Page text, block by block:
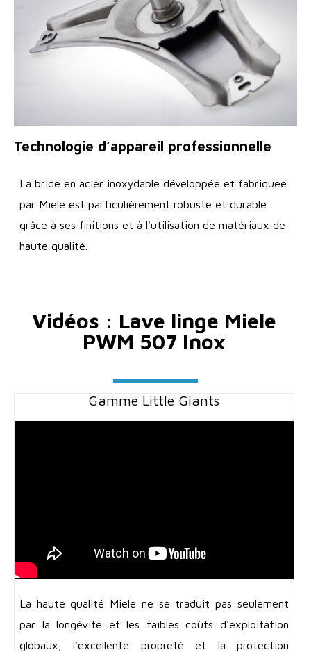
Technologie d’appareil professionnelle
La bride en acier inoxydable développée et fabriquée
par Miele est particulièrement robuste et durable
grâce à ses finitions et à l'utilisation de matériaux de
haute qualité.
Vidéos : Lave linge Miele
PWM 507 Inox
Gamme Little Giants
La haute qualité Miele ne se traduit pas seulement
par la longévité et les faibles coûts d'exploitation
globaux, l'excellente propreté et la protection